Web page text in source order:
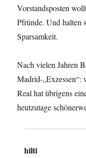
Vorstandsposten
Pfründe. Und halten
Sparsamkeit.
Nach vielen Jahren
Madrid-„Exzessen“:
Real hat übrigens
heutzutage
hilti